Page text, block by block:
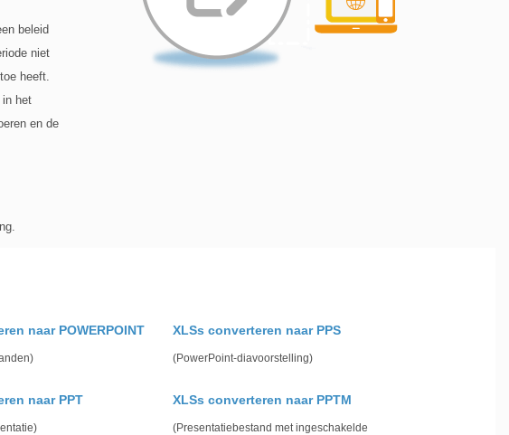
beleid
niet
heeft.
in het
en de
naar POWERPOINT XLSs converteren naar PPS
(PowerPoint-diavoorstelling)
naar PPT XLSs converteren naar PPTM
(Presentatiebestand met ingeschakelde